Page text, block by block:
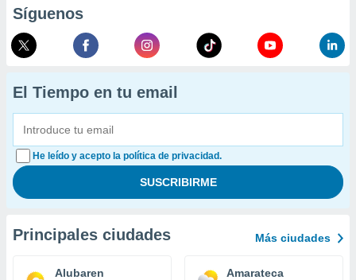
Síguenos
El Tiempo en tu email
He leído y acepto la política de privacidad.
Principales ciudades Más ciudades
Alubaren Amarateca